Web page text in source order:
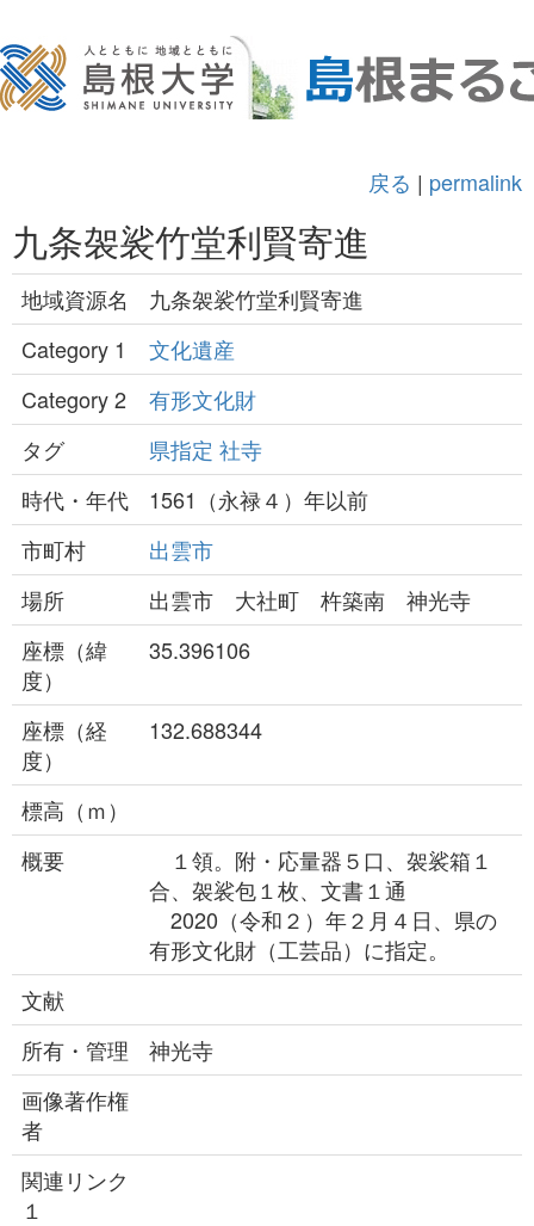
戻る | permalink
九条袈裟竹堂利賢寄進
地域資源名
九条袈裟竹堂利賢寄進
Category 1
文化遺産
Category 2
有形文化財
タグ
県指定 社寺
時代・年代
1561（永禄４）年以前
市町村
出雲市
場所
出雲市 大社町 杵築南 神光寺
座標（緯
度）
35.396106
座標（経
度）
132.688344
標高（ｍ）
概要
１領。附・応量器５口、袈裟箱１
合、袈裟包１枚、文書１通
2020（令和２）年２月４日、県の
有形文化財（工芸品）に指定。
文献
所有・管理
神光寺
画像著作権
者
関連リンク
１